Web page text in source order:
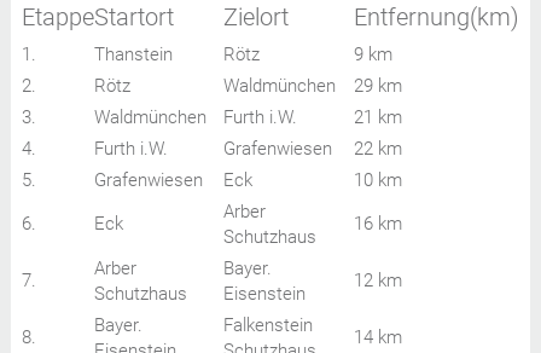
EtappeStartort Zielort Entfernung(km)
1. Thanstein Rötz
9 km
2.
Rötz Waldmünchen
29 km
3.
Waldmünchen Furth i.W.
21 km
4.
Furth i.W. Grafenwiesen
22 km
5.
Grafenwiesen Eck
10 km
6.
Eck
Arber
Schutzhaus
16 km
7.
Arber
Schutzhaus
Bayer.
Eisenstein
12 km
8.
Bayer.
Falkenstein
14 km